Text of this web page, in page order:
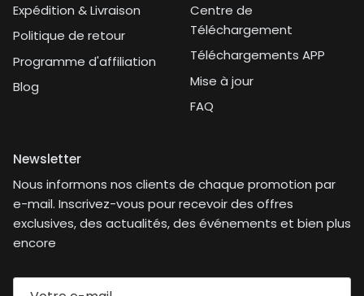
Expédition & Livraison
Politique de retour
Programme d'affiliation
Blog
Centre de
Téléchargement
Téléchargements APP
Mise à jour
FAQ
Newsletter
Nous informons nos clients de chaque promotion par
e-mail. Inscrivez-vous pour recevoir des offres
exclusives, des actualités, des événements et bien plus
encore